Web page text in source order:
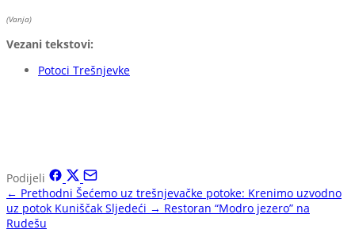
(Vanja)
Vezani tekstovi:
Potoci Trešnjevke
Podijeli
← Prethodni Šećemo uz trešnjevačke potoke: Krenimo uzvodno
uz potok Kuniščak Sljedeći → Restoran “Modro jezero” na
Rudešu